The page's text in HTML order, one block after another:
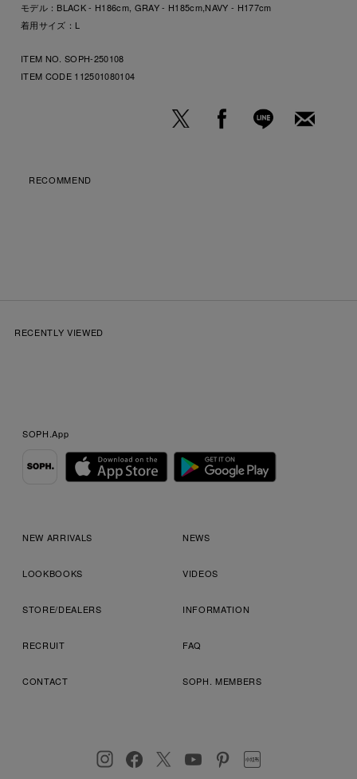
モデル：BLACK - H186cm, GRAY - H185cm,NAVY - H177cm
着用サイズ：L
ITEM NO. SOPH-250108
ITEM CODE 112501080104
RECOMMEND
RECENTLY VIEWED
SOPH.App
NEW ARRIVALS NEWS
LOOKBOOKS VIDEOS
STORE/DEALERS INFORMATION
RECRUIT FAQ
CONTACT SOPH. MEMBERS